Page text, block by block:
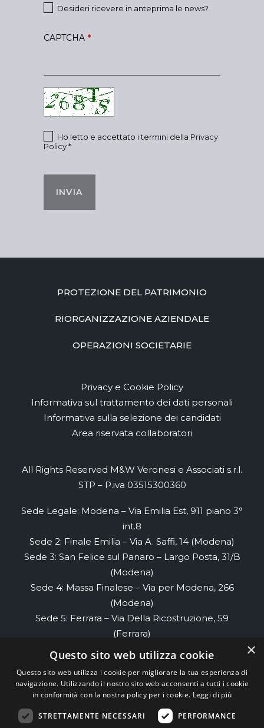
Desideri ricevere in anteprima le news?
CAPTCHA *
Ho letto e accettato i termini della Privacy
Policy*
INVIA
PROTEZIONE DEL PATRIMONIO
RIORGANIZZAZIONE AZIENDALE
OPERAZIONI SOCIETARIE
Privacy e Cookie Policy
Informativa sul trattamento dei dati personali
Informativa sulla selezione dei candidati
Area riservata collaboratori
All Rights Reserved M&W Veronesi e Associati s.r.l.
STP – P.iva 03515300360
Sede Legale: Modena – Via Emilia Est, 911 piano 3°
int.8
Sede 2: Finale Emilia – Via A. Saffi, 14 (Modena)
Sede 3: San Felice sul Panaro – Largo Posta, 31/B
(Modena)
Sede 4: Massa Finalese – Via per Modena, 266
(Modena)
Sede 5: Ferrara – Via Della Ricostruzione, 59
(Ferrara)
Sede 6: Renazzo- Via di Renazzo, 58 piano 2
Sede 7: Cento- Via Cesare Cremonino, 32
(Ferrara)
×
Questo sito web utilizza cookie
Questo sito web utilizza i cookie per migliorare la tua esperienza di
navigazione. Utilizzando il nostro sito web acconsenti a tutti i cookie
in conformità con la nostra policy per i cookie. Leggi di più
STRETTAMENTE NECESSARI PERFORMANCE